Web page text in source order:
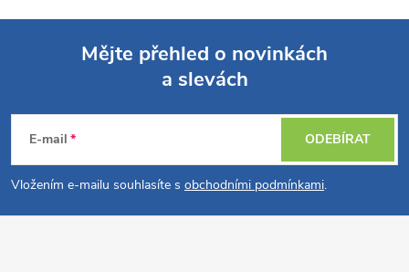
p
a
Mějte přehled o novinkách
a slevách
E-mail
Vložením e-mailu souhlasíte s obchodními podmínkami.
ODEBÍRAT